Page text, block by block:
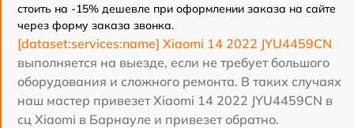
стоить на -15% дешевле при оформлении заказа на сайте
через форму заказа звонка.
[dataset:services:name] Xiaomi 14 2022 JYU4459CN
выполняется на выезде, если не требует большого
оборудования и сложного ремонта. В таких случаях
наш мастер привезет Xiaomi 14 2022 JYU4459CN в
сц Xiaomi в Барнауле и привезет обратно.